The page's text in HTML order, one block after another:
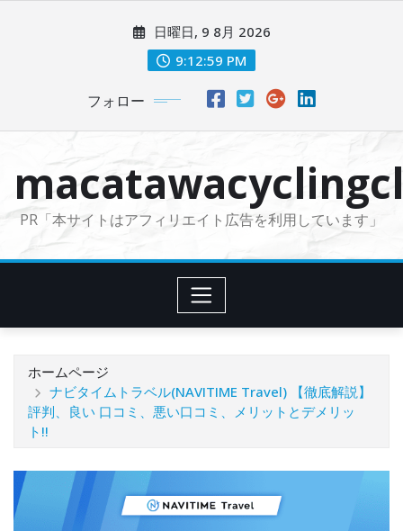
に
日曜日, 9 8月 2026
9:13:00 PM
フォロー
PR「本サイトはアフィリエイト広告を利用しています」
ホームページ
ナビタイムトラベル(NAVITIME Travel) 【徹底解説】
評判、良い 口コミ、悪い口コミ、メリットとデメリッ
ト!!